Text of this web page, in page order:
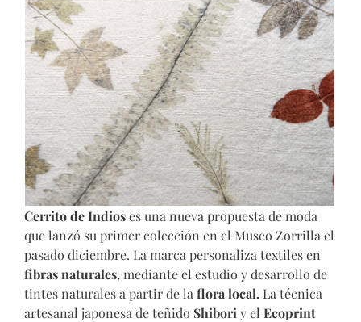
Cerrito de Indioses una nueva propuesta de moda
que lanzó su primer colección en el Museo Zorrilla el
pasado diciembre. La marca personaliza textiles en
fibras naturales, mediante el estudio y desarrollo de
tintes naturales a partir de la flora local. La técnica
artesanal japonesa de teñido Shibori y el Ecoprint